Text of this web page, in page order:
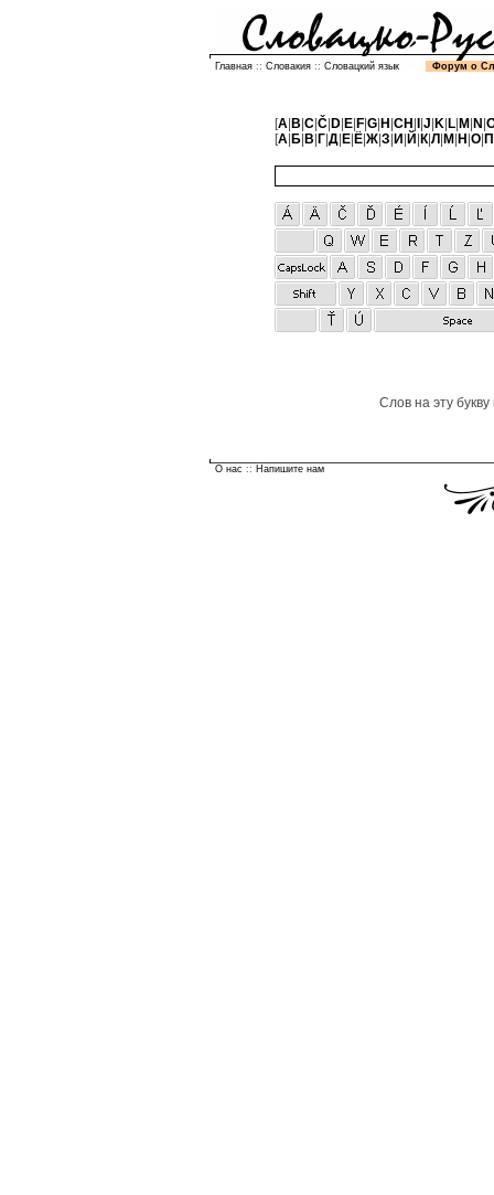
Главная :: Словакия :: Словацкий язык Форум о
[A| B C| Č| D| E| F| G| H CH J K| L| M N
[А Б В Г Д Е Ё Ж З И Й К|Л М Н О П
Слов на эту
О нас :: Напишите нам